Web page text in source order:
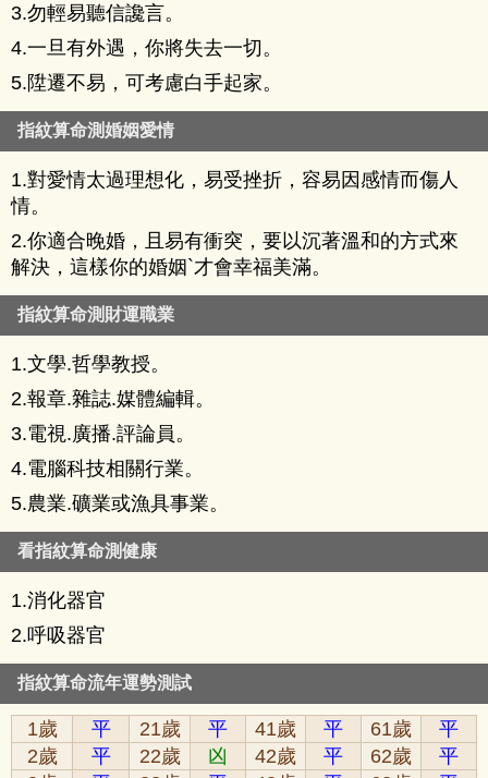
3.勿輕易聽信讒言。
4.一旦有外遇，你將失去一切。
5.陞遷不易，可考慮白手起家。
指紋算命測婚姻愛情
1.對愛情太過理想化，易受挫折，容易因感情而傷人
情。
2.你適合晚婚，且易有衝突，要以沉著溫和的方式來
解決，這樣你的婚姻`才會幸福美滿。
指紋算命測財運職業
1.文學.哲學教授。
2.報章.雜誌.媒體編輯。
3.電視.廣播.評論員。
4.電腦科技相關行業。
5.農業.礦業或漁具事業。
看指紋算命測健康
1.消化器官
2.呼吸器官
指紋算命流年運勢測試
1歲 平 21歲 平 41歲 平 61歲
平
2歲
平 22歲 凶 42歲 平 62歲
平